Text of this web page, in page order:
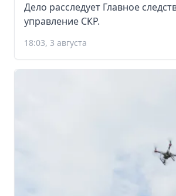
Дело расследует Главное
управление СКР.
18:03, 3 августа